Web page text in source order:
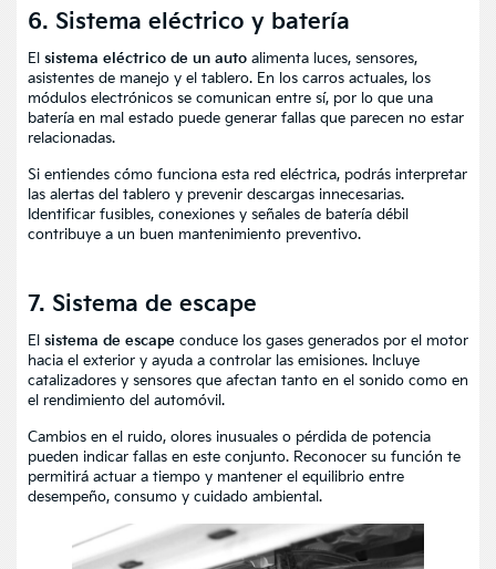
6. Sistema eléctrico y batería
El sistema eléctrico de un auto alimenta luces, sensores,
asistentes de manejo y el tablero. En los carros actuales, los
módulos electrónicos se comunican entre sí, por lo que una
batería en mal estado puede generar fallas que parecen no estar
relacionadas.
Si entiendes cómo funciona esta red eléctrica, podrás interpretar
las alertas del tablero y prevenir descargas innecesarias.
Identificar fusibles, conexiones y señales de batería débil
contribuye a un buen mantenimiento preventivo.
7. Sistema de escape
El sistema de escape conduce los gases generados por el motor
hacia el exterior y ayuda a controlar las emisiones. Incluye
catalizadores y sensores que afectan tanto en el sonido como en
el rendimiento del automóvil.
Cambios en el ruido, olores inusuales o pérdida de potencia
pueden indicar fallas en este conjunto. Reconocer su función te
permitirá actuar a tiempo y mantener el equilibrio entre
desempeño, consumo y cuidado ambiental.